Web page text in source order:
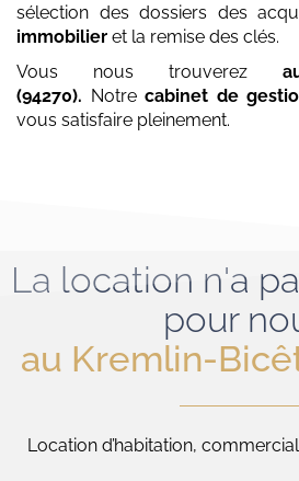
sélection des dossiers des
immobilier et la remise des clés.
Vous nous trouverez
(94270). Notre cabinet de
vous satisfaire pleinement.
La location n'a
pour
au Kremlin-
Location d’habitation,